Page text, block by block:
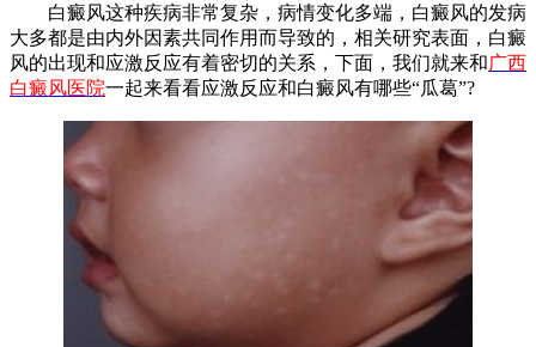
白癜风这种疾病非常复杂，病情变化多端，白癜风的发病
大多都是由内外因素共同作用而导致的，相关研究表面，白癜
风的出现和应激反应有着密切的关系，下面，我们就来和广西
白癜风医院一起来看看应激反应和白癜风有哪些“瓜葛”?